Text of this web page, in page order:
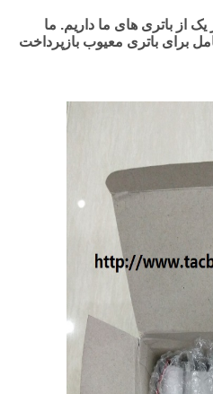
برای هر یک از باتری های ما داریم. ما
برای باتری معیوب بازپرداخت